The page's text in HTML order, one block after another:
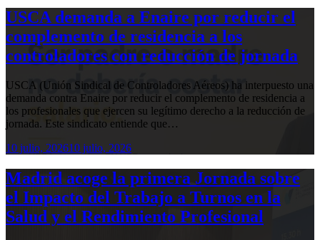
USCA demanda a Enaire por reducir el
complemento de residencia a los
controladores con reducción de jornada
USCA (Unión Sindical de Controladores Aéreos) ha interpuesto una
demanda contra Enaire por reducir el complemento de residencia a
los profesionales que ejercen su legítimo derecho a la reducción de
jornada. Este sindicato entiende que…
10 julio, 202610 julio, 2026
Madrid acoge la primera Jornada sobre
el Impacto del Trabajo a Turnos en la
Salud y el Rendimiento Profesional